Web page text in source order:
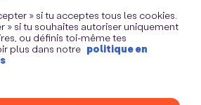
» si tu acceptes tous les cookies.
» si tu souhaites autoriser uniquement
ou définis toi-même tes
plus dans notre politique en